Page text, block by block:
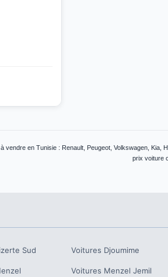
vendre en Tunisie : Renault, Peugeot, Volkswagen,
prix voiture
Sud Voitures Djoumime
Voitures Menzel Jemil